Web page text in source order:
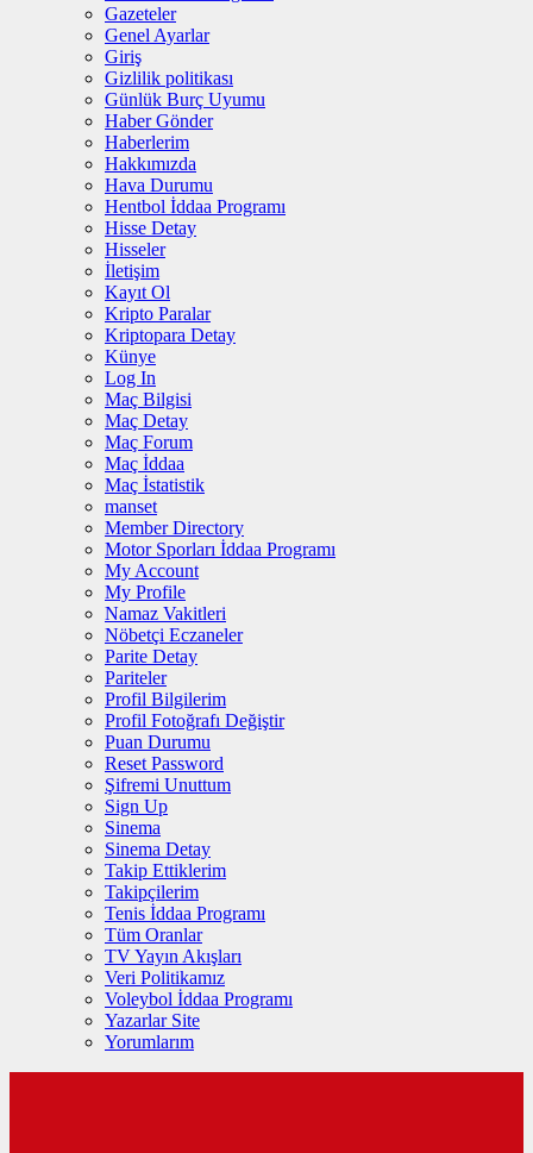
Gazeteler
Genel Ayarlar
Giriş
Gizlilik politikası
Günlük Burç Uyumu
Haber Gönder
Haberlerim
Hakkımızda
Hava Durumu
Hentbol İddaa Programı
Hisse Detay
Hisseler
İletişim
Kayıt Ol
Kripto Paralar
Kriptopara Detay
Künye
Log In
Maç Bilgisi
Maç Detay
Maç Forum
Maç İddaa
Maç İstatistik
manset
Member Directory
Motor Sporları İddaa Programı
My Account
My Profile
Namaz Vakitleri
Nöbetçi Eczaneler
Parite Detay
Pariteler
Profil Bilgilerim
Profil Fotoğrafı Değiştir
Puan Durumu
Reset Password
Şifremi Unuttum
Sign Up
Sinema
Sinema Detay
Takip Ettiklerim
Takipçilerim
Tenis İddaa Programı
Tüm Oranlar
TV Yayın Akışları
Veri Politikamız
Voleybol İddaa Programı
Yazarlar Site
Yorumlarım